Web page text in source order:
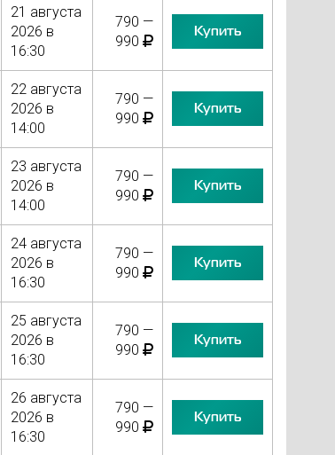
21 августа
2026 в
16:30
790 —
990
Купить
22 августа
2026 в
14:00
790 —
990
Купить
23 августа
2026 в
14:00
790 —
990
Купить
24 августа
2026 в
16:30
790 —
990
Купить
25 августа
2026 в
16:30
790 —
990
Купить
26 августа
2026 в
16:30
790 —
990
Купить